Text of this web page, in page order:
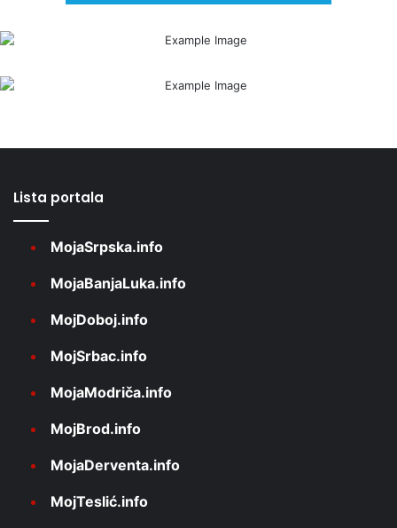
Lista portala
MojaSrpska.info
MojaBanjaLuka.info
MojDoboj.info
MojSrbac.info
MojaModriča.info
MojBrod.info
MojaDerventa.info
MojTeslić.info